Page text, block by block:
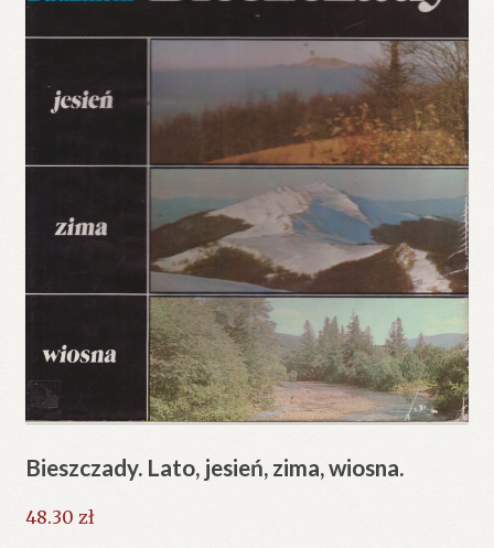
Bieszczady. Lato, jesień, zima, wiosna.
48.30 zł